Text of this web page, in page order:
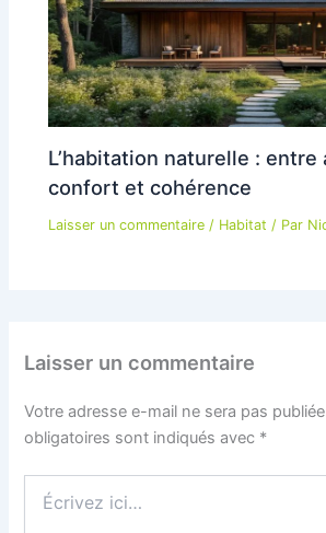
L’habitation naturelle : entre
confort et cohérence
Laisser un commentaire / Habitat / Par
Laisser un commentaire
Votre adresse e-mail ne sera pas
obligatoires sont indiqués avec *
ici…